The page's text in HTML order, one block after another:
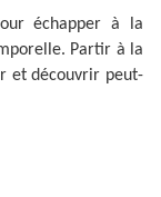
échapper à la
Partir à la
et découvrir peut-